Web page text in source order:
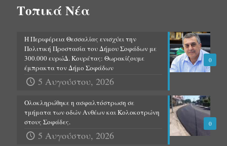
Τοπικά Νέα
0
Η Περιφέρεια Θεσσαλίας ενισχύει την
Πολιτική Προστασία του Δήμου Σοφάδων με
300.000 ευρώΔ. Κουρέτας: Θωρακίζουμε
έμπρακτα τον Δήμο Σοφάδων
5 Αυγούστου, 2026
0
Ολοκληρώθηκε η ασφαλτόστρωση σε
τμήματα των οδών Ανθέων και Κολοκοτρώνη
στους Σοφάδες.
5 Αυγούστου, 2026